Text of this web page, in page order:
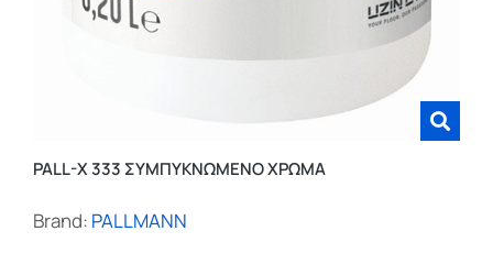
PALL-X 333 ΣΥΜΠΥΚΝΩΜΕΝΟ ΧΡΩΜΑ
Brand: PALLMANN